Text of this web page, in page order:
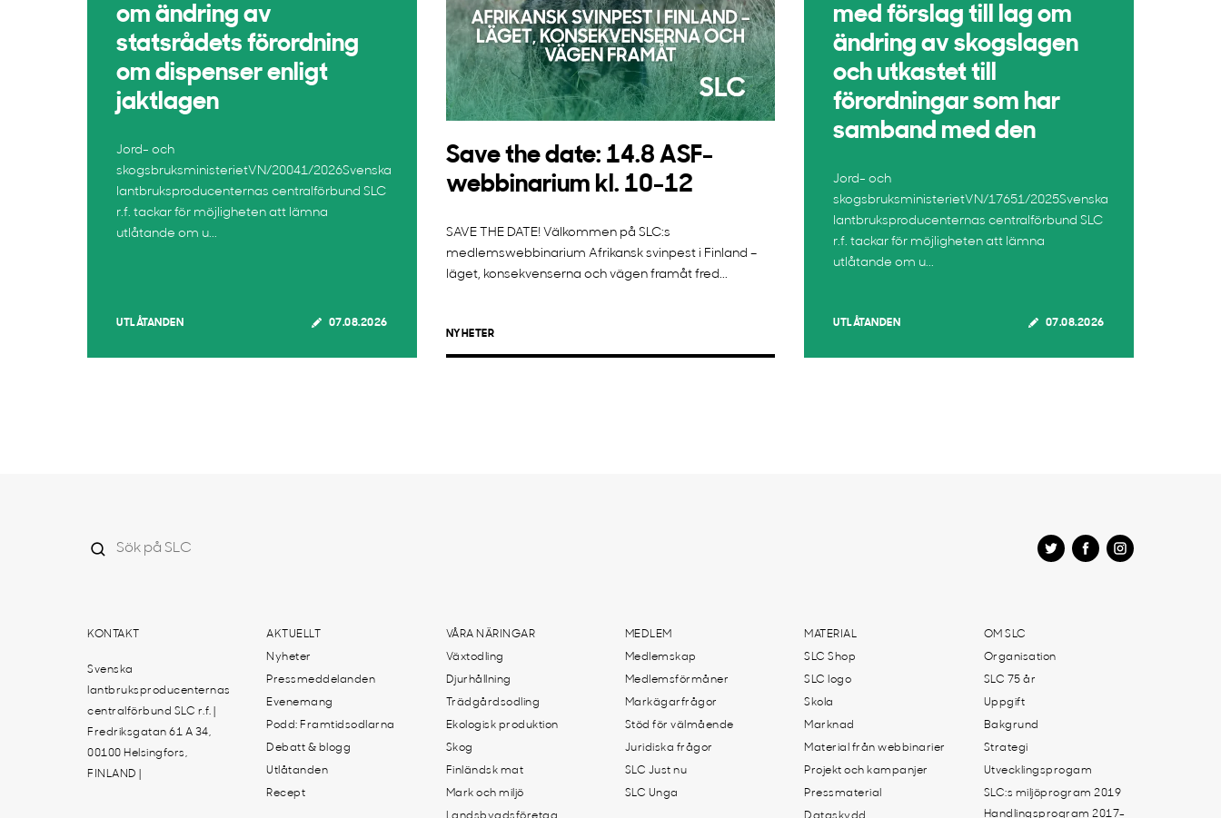
om ändring av
statsrådets förordning
om dispenser enligt
jaktlagen
Jord- och
skogsbruksministerietVN/20041/2026Svenska
lantbruksproducenternas centralförbund SLC
r.f. tackar för möjligheten att lämna
utlåtande om u...
UTLÅTANDEN 07.08.2026
Save the date: 14.8 ASF-
webbinarium kl. 10-12
SAVE THE DATE! Välkommen på SLC:s
medlemswebbinarium Afrikansk svinpest i Finland –
läget, konsekvenserna och vägen framåt fred...
NYHETER
med förslag till lag om
ändring av skogslagen
och utkastet till
förordningar som har
samband med den
Jord- och
skogsbruksministerietVN/17651/2025Svenska
lantbruksproducenternas centralförbund SLC
r.f. tackar för möjligheten att lämna
utlåtande om u...
UTLÅTANDEN 07.08.2026
KONTAKT
Svenska
lantbruksproducenternas
centralförbund SLC r.f. |
Fredriksgatan 61 A 34,
00100 Helsingfors,
FINLAND |
AKTUELLT
Nyheter
Pressmeddelanden
Evenemang
Podd: Framtidsodlarna
Debatt & blogg
Utlåtanden
Recept
VÅRA NÄRINGAR
Växtodling
Djurhållning
Trädgårdsodling
Ekologisk produktion
Skog
Finländsk mat
Mark och miljö
MEDLEM
Medlemskap
Medlemsförmåner
Markägarfrågor
Stöd för välmående
Juridiska frågor
SLC Just nu
SLC Unga
MATERIAL
SLC Shop
SLC logo
Skola
Marknad
Material från webbinarier
Projekt och kampanjer
Pressmaterial
OM SLC
Organisation
SLC 75 år
Uppgift
Bakgrund
Strategi
Utvecklingsprogam
SLC:s miljöprogram 2019
Handlingsprogram 2017-